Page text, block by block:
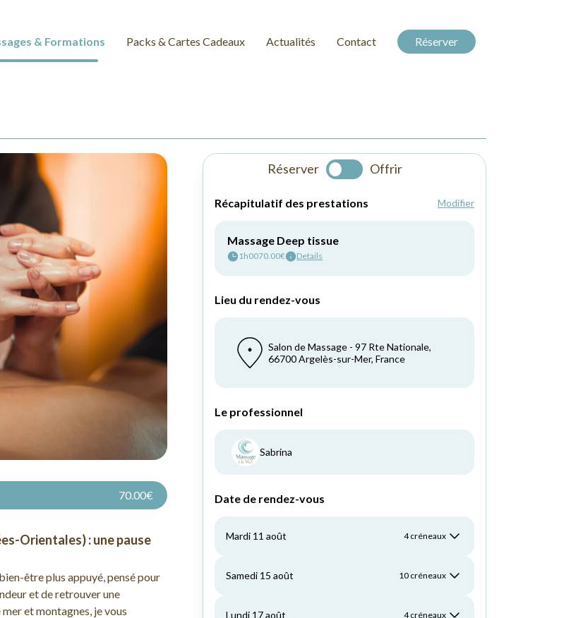
& Formations Packs & Cartes Cadeaux Actualités Contact Réserver
Réserver Offrir
70.00€
Orientales) : une pause
être plus appuyé, pensé pour
et de retrouver une
et montagnes, je vous